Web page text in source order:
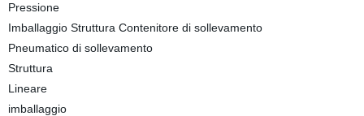
Pressione
Imballaggio Struttura Contenitore di sollevamento
Pneumatico di sollevamento
Struttura
Lineare
imballaggio